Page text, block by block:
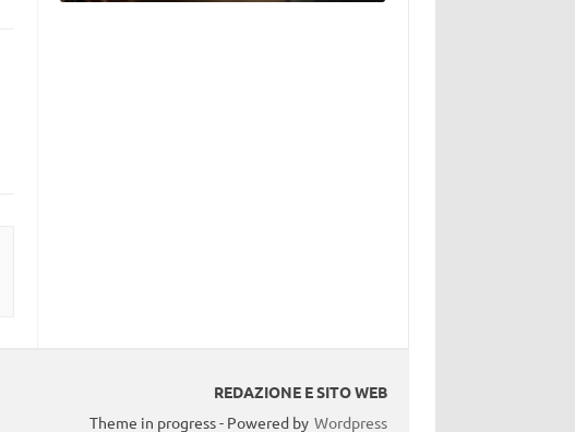
REDAZIONE E SITO WEB
Theme in progress - Powered by Wordpress